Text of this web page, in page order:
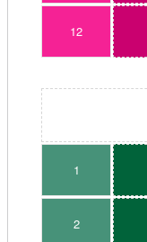
12
1
2